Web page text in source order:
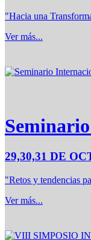
"Hacia una
Ver más...
29,30,31 DE
"Retos y tendencias
Ver más...